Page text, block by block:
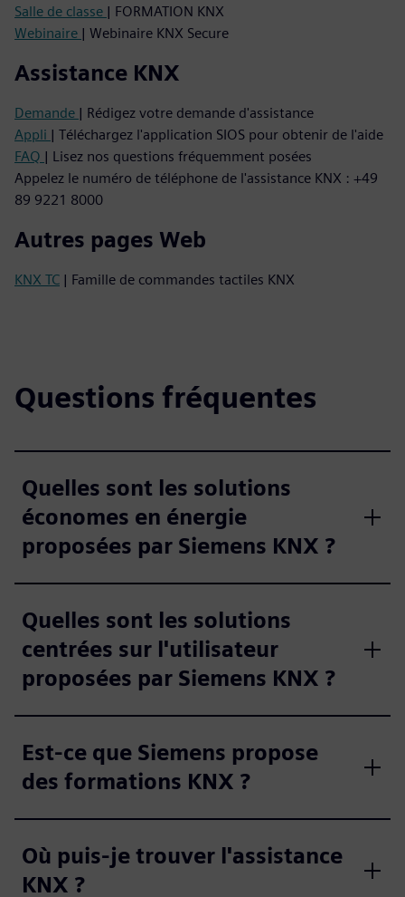
Salle de classe | FORMATION KNX
Webinaire | Webinaire KNX Secure
Assistance KNX
Demande | Rédigez votre demande d'assistance
Appli | Téléchargez l'application SIOS pour obtenir de l'aide
FAQ | Lisez nos questions fréquemment posées
Appelez le numéro de téléphone de l'assistance KNX : +49
89 9221 8000
Autres pages Web
KNX TC | Famille de commandes tactiles KNX
Questions fréquentes
Quelles sont les solutions
économes en énergie
proposées par Siemens KNX ?
Quelles sont les solutions
centrées sur l'utilisateur
proposées par Siemens KNX ?
Est-ce que Siemens propose
des formations KNX ?
Où puis-je trouver l'assistance
KNX ?